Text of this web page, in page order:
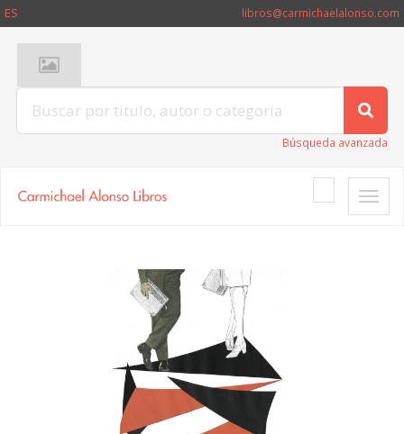
ES libros@carmichaelalonso.com
Búsqueda avanzada
Toggle